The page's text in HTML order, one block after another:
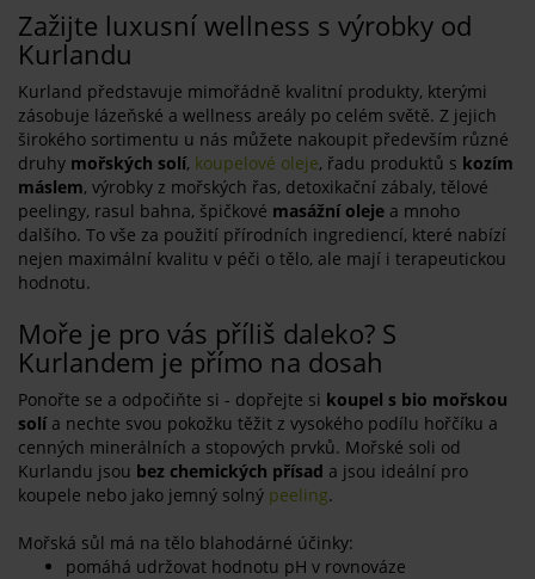
Zažijte luxusní wellness s výrobky od
Kurlandu
Kurland představuje mimořádně kvalitní produkty, kterými
zásobuje lázeňské a wellness areály po celém světě. Z jejich
širokého sortimentu u nás můžete nakoupit především různé
druhy mořských solí, koupelové oleje, řadu produktů s kozím
máslem, výrobky z mořských řas, detoxikační zábaly, tělové
peelingy, rasul bahna, špičkové masážní oleje a mnoho
dalšího. To vše za použití přírodních ingrediencí, které nabízí
nejen maximální kvalitu v péči o tělo, ale mají i terapeutickou
hodnotu.
Moře je pro vás příliš daleko? S
Kurlandem je přímo na dosah
Ponořte se a odpočiňte si - dopřejte si koupel s bio mořskou
solía nechte svou pokožku těžit z vysokého podílu hořčíku a
cenných minerálních a stopových prvků. Mořské soli od
Kurlandu jsou bez chemických přísad a jsou ideální pro
koupele nebo jako jemný solný peeling.
Mořská sůl má na tělo blahodárné účinky:
pomáhá udržovat hodnotu pH v rovnováze